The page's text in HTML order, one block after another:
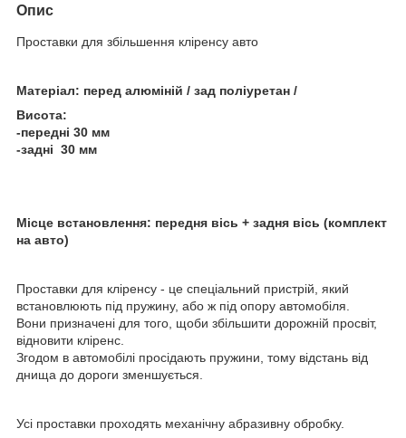
Опис
Проставки для збільшення кліренсу авто
Матеріал: перед алюміній / зад поліуретан /
Висота:
-передні 30 мм
-задні 30 мм
Місце встановлення: передня вісь + задня вісь (комплект
на авто)
Проставки для кліренсу - це спеціальний пристрій, який
встановлюють під пружину, або ж під опору автомобіля.
Вони призначені для того, щоби збільшити дорожній просвіт,
відновити кліренс.
Згодом в автомобілі просідають пружини, тому відстань від
днища до дороги зменшується.
Усі проставки проходять механічну абразивну обробку.